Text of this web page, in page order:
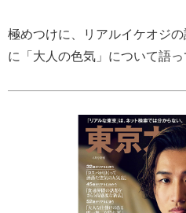
極めつけに、リアルイケオジの
に「大人の色気」について語っ